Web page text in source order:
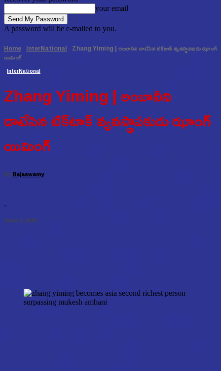
your email
A password will be e-mailed to you.
Home InterNational Zhang Yiming | అంబానీని దాటేసిన టిక్‌టాక్ వ్యవస్థాపకుడు ఝాంగ్
యిమింగ్
InterNational
Zhang Yiming | అంబానీని
దాటేసిన టిక్‌టాక్ వ్యవస్థాపకుడు ఝాంగ్
యిమింగ్
ByBajaswamy
-
June 3, 2026